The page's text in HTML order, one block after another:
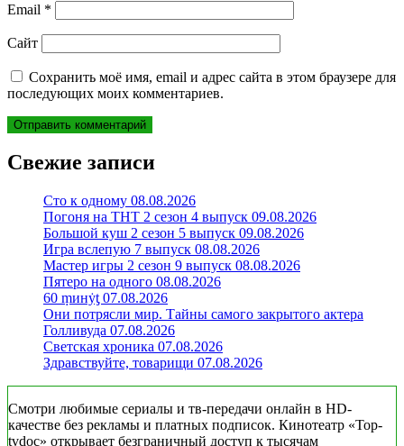
Email *
Сайт
Сохранить моё имя, email и адрес сайта в этом браузере для
последующих моих комментариев.
Свежие записи
Сто к одному 08.08.2026
Погоня на ТНТ 2 сезон 4 выпуск 09.08.2026
Большой куш 2 сезон 5 выпуск 09.08.2026
Игра вслепую 7 выпуск 08.08.2026
Мастер игры 2 сезон 9 выпуск 08.08.2026
Пятеро на одного 08.08.2026
60 ṃинẏƫ 07.08.2026
Они потрясли мир. Тайны самого закрытого актера
Голливуда 07.08.2026
Светская хроника 07.08.2026
Здравствуйте, товарищи 07.08.2026
Смотри любимые сериалы и тв-передачи онлайн в HD-
качестве без рекламы и платных подписок. Кинотеатр «Top-
tvdoc» открывает безграничный доступ к тысячам